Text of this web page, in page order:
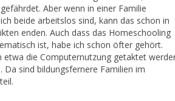
Aber wenn in einer Familie
beide arbeitslos sind, kann das schon in
enden. Auch dass das Homeschooling
ist, habe ich schon öfter gehört.
etwa die Computernutzung getaktet
Da sind bildungsfernere Familien im